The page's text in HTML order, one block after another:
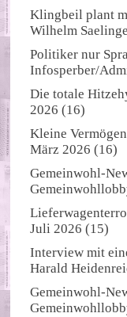
Klingbeil plant
Wilhelm
Politiker nur
Infosperber/
Die totale
2026 (16)
Kleine
März 2026 (16)
Gemeinwohl-
Juli 2026 (15)
Interview mit
Harald
Gemeinwohl-